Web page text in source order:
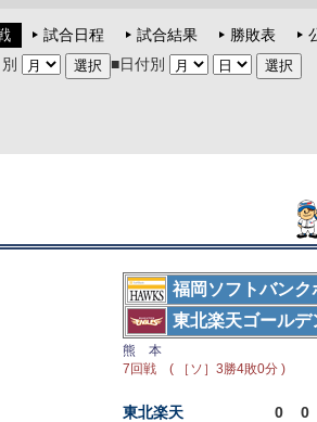
試合日程 試合結果 勝敗表
■日付別
福岡ソフトバンク
東北楽天ゴールデ
熊 本
7回戦 ( ［ソ］3勝4敗0分 )
東北楽天 0
0